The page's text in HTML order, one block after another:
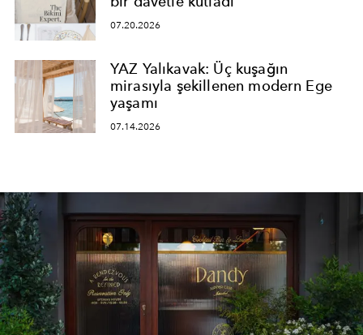
07.20.2026
YAZ Yalıkavak: Üç kuşağın
mirasıyla şekillenen modern Ege
yaşamı
07.14.2026